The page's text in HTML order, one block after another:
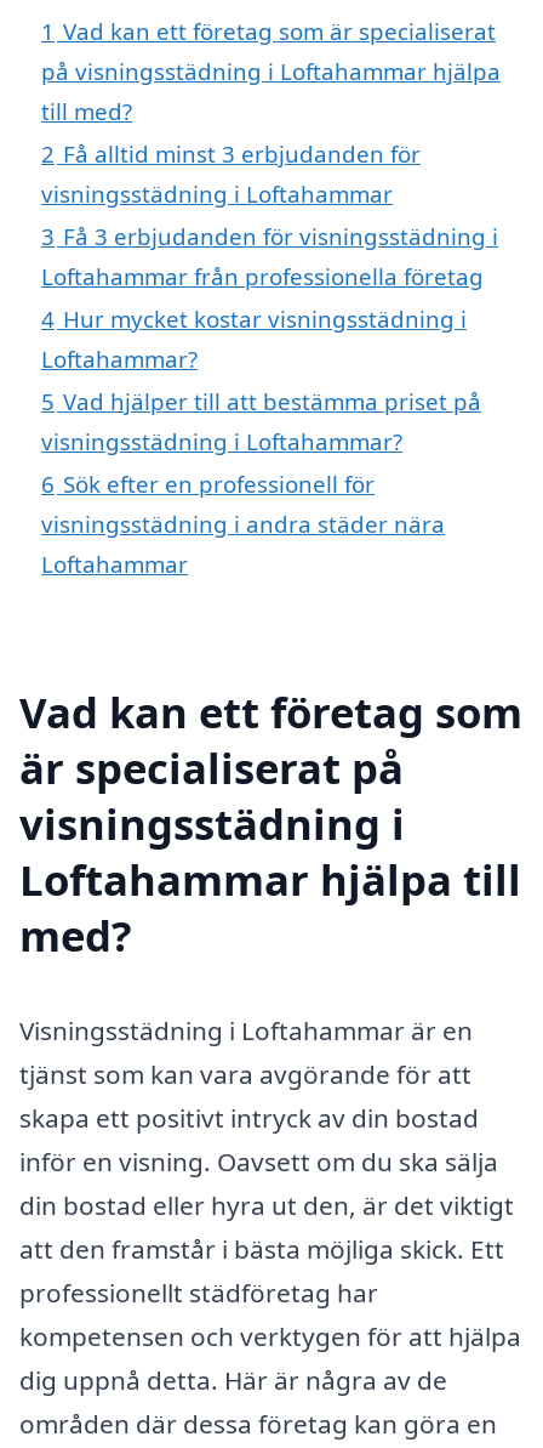
1 Vad kan ett företag som är specialiserat
på visningsstädning i Loftahammar hjälpa
till med?
2 Få alltid minst 3 erbjudanden för
visningsstädning i Loftahammar
3 Få 3 erbjudanden för visningsstädning i
Loftahammar från professionella företag
4 Hur mycket kostar visningsstädning i
Loftahammar?
5 Vad hjälper till att bestämma priset på
visningsstädning i Loftahammar?
6 Sök efter en professionell för
visningsstädning i andra städer nära
Loftahammar
Vad kan ett företag som
är specialiserat på
visningsstädning i
Loftahammar hjälpa till
med?
Visningsstädning i Loftahammar är en
tjänst som kan vara avgörande för att
skapa ett positivt intryck av din bostad
inför en visning. Oavsett om du ska sälja
din bostad eller hyra ut den, är det viktigt
att den framstår i bästa möjliga skick. Ett
professionellt städföretag har
kompetensen och verktygen för att hjälpa
dig uppnå detta. Här är några av de
områden där dessa företag kan göra en